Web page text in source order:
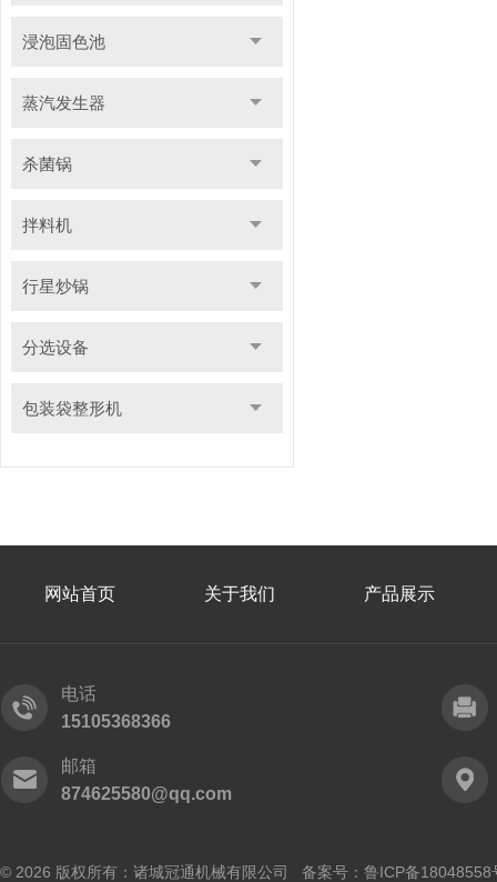
浸泡固色池
蒸汽发生器
杀菌锅
拌料机
行星炒锅
分选设备
包装袋整形机
网站首页 关于我们 产品展示
电话
15105368366
邮箱
874625580@qq.com
© 2026 版权所有：诸城冠通机械有限公司 备案号： 鲁ICP备18048558